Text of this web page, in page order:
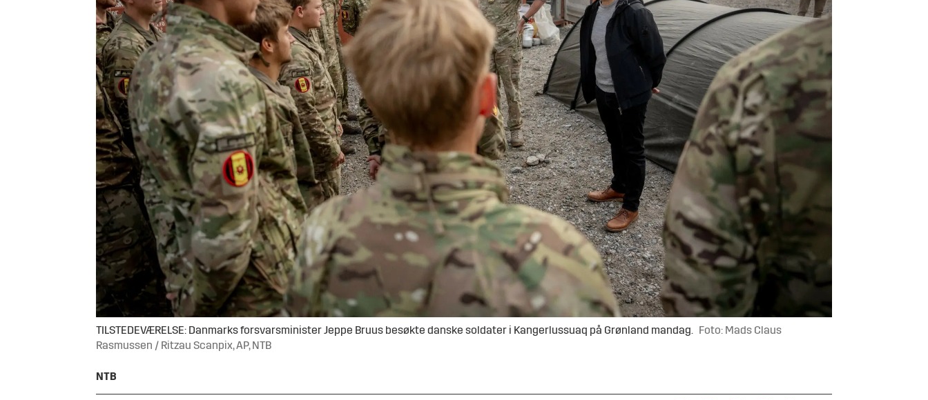
TILSTEDEVÆRELSE: Danmarks forsvarsminister Jeppe Bruus besøkte danske soldater i Kangerlussuaq på Grønland mandag.
Foto: Mads Claus
Rasmussen / Ritzau Scanpix, AP, NTB
NTB